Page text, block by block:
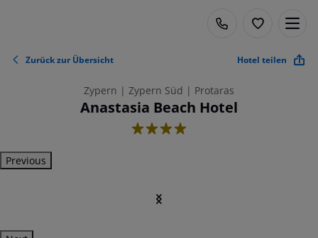
Zurück zur Übersicht Hotel teilen
Zypern | Zypern Süd | Protaras
Anastasia Beach Hotel
4
Previous